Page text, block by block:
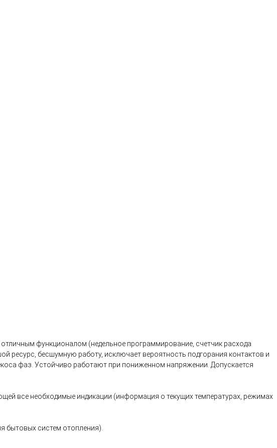
функционалом (недельное программирование, счетчик расхода
ресурс, бесшумную работу, исключает вероятность подгорания контактов и
фаз. Устойчиво работают при пониженном напряжении. Допускается
все необходимые индикации (информация о текущих температурах, режимах
бытовых систем отопления).